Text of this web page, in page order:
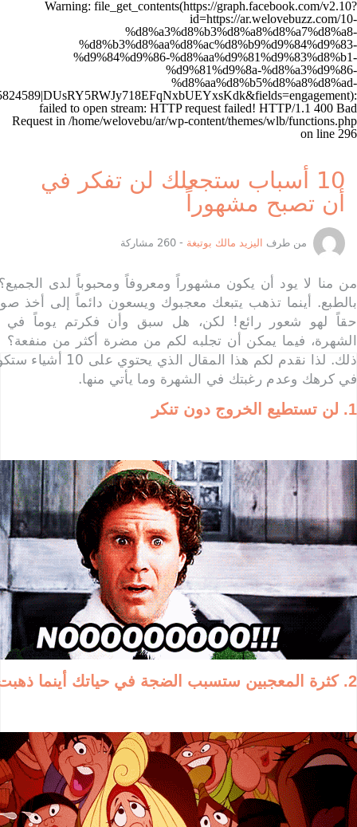
%d9%85%d8%b4%d9%87%d9%88%d8%b1%d8%a7/